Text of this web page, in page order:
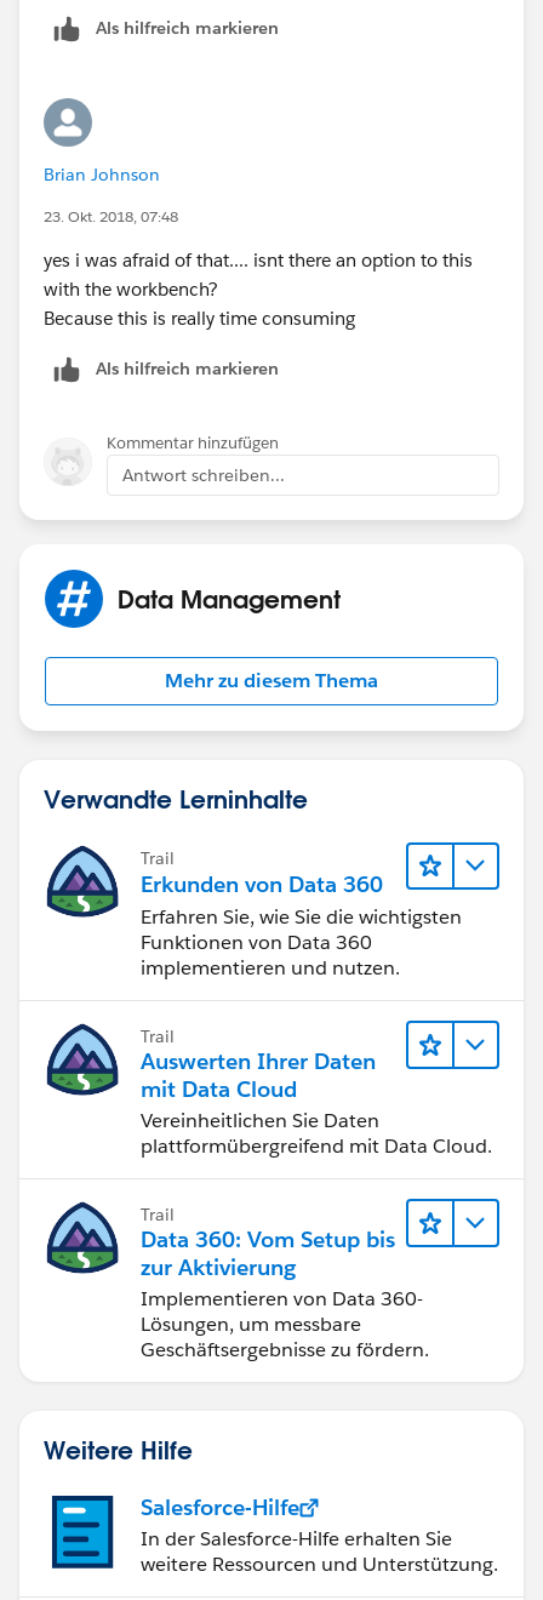
Als hilfreich markieren
Brian Johnson
23. Okt. 2018, 07:48
yes i was afraid of that.... isnt there an option to this
with the workbench?
Because this is really time consuming
Als hilfreich markieren
Kommentar hinzufügen
Antwort schreiben...
Data Management
Mehr zu diesem Thema
Verwandte Lerninhalte
Trail
Erkunden von Data 360
Erfahren Sie, wie Sie die wichtigsten
Funktionen von Data 360
implementieren und nutzen.
Trail
Auswerten Ihrer Daten
mit Data Cloud
Vereinheitlichen Sie Daten
plattformübergreifend mit Data Cloud.
Trail
Data 360: Vom Setup bis
zur Aktivierung
Implementieren von Data 360-
Lösungen, um messbare
Geschäftsergebnisse zu fördern.
Weitere Hilfe
Salesforce-Hilfe
In der Salesforce-Hilfe erhalten Sie
weitere Ressourcen und Unterstützung.